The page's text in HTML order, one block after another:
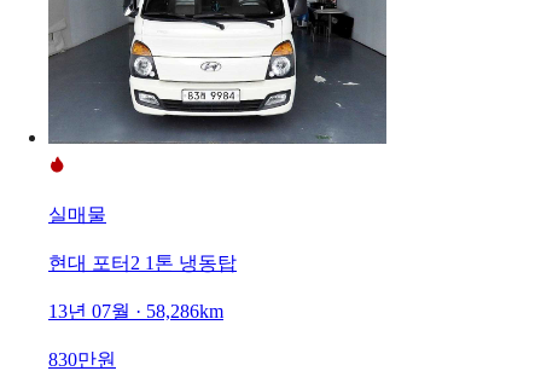
실매물
현대 포터2 1톤 냉동탑
13년 07월 · 58,286km
830만원